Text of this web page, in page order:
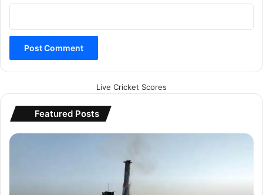
Live Cricket Scores
Featured Posts
म